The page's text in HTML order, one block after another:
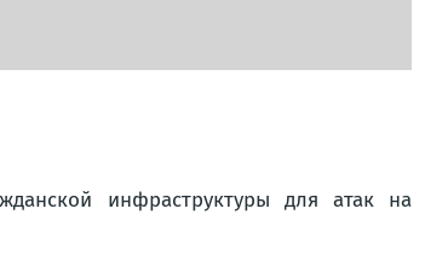
инфраструктуры для атак на